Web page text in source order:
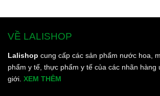
VỀ LALISHOP
Lalishop cung cấp các sản phẩm nước hoa,
phẩm y tế, thực phẩm y tế của các nhãn hàng
giới. XEM THÊM